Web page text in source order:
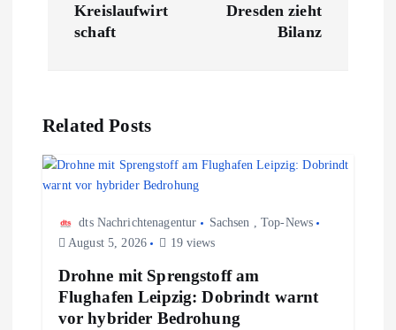
g
s
Kreislaufwirt
schaft
Dresden zieht
Bilanz
Related Posts
dts Nachrichtenagentur Sachsen , Top-News
August 5, 2026
19 views
Drohne mit Sprengstoff am
Flughafen Leipzig: Dobrindt warnt
vor hybrider Bedrohung